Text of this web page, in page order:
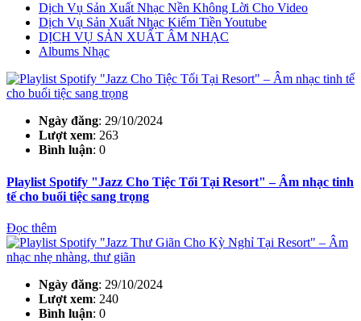
Dịch Vụ Sản Xuất Nhạc Nền Không Lời Cho Video
Dịch Vụ Sản Xuất Nhạc Kiếm Tiền Youtube
DỊCH VỤ SẢN XUẤT ÂM NHẠC
Albums Nhạc
Ngày đăng: 29/10/2024
Lượt xem: 263
Bình luận: 0
Playlist Spotify "Jazz Cho Tiệc Tối Tại Resort" – Âm nhạc tinh
tế cho buổi tiệc sang trọng
Đọc thêm
Ngày đăng: 29/10/2024
Lượt xem: 240
Bình luận: 0